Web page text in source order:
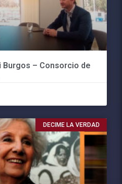
– Consorcio de
DECIME LA VERDAD